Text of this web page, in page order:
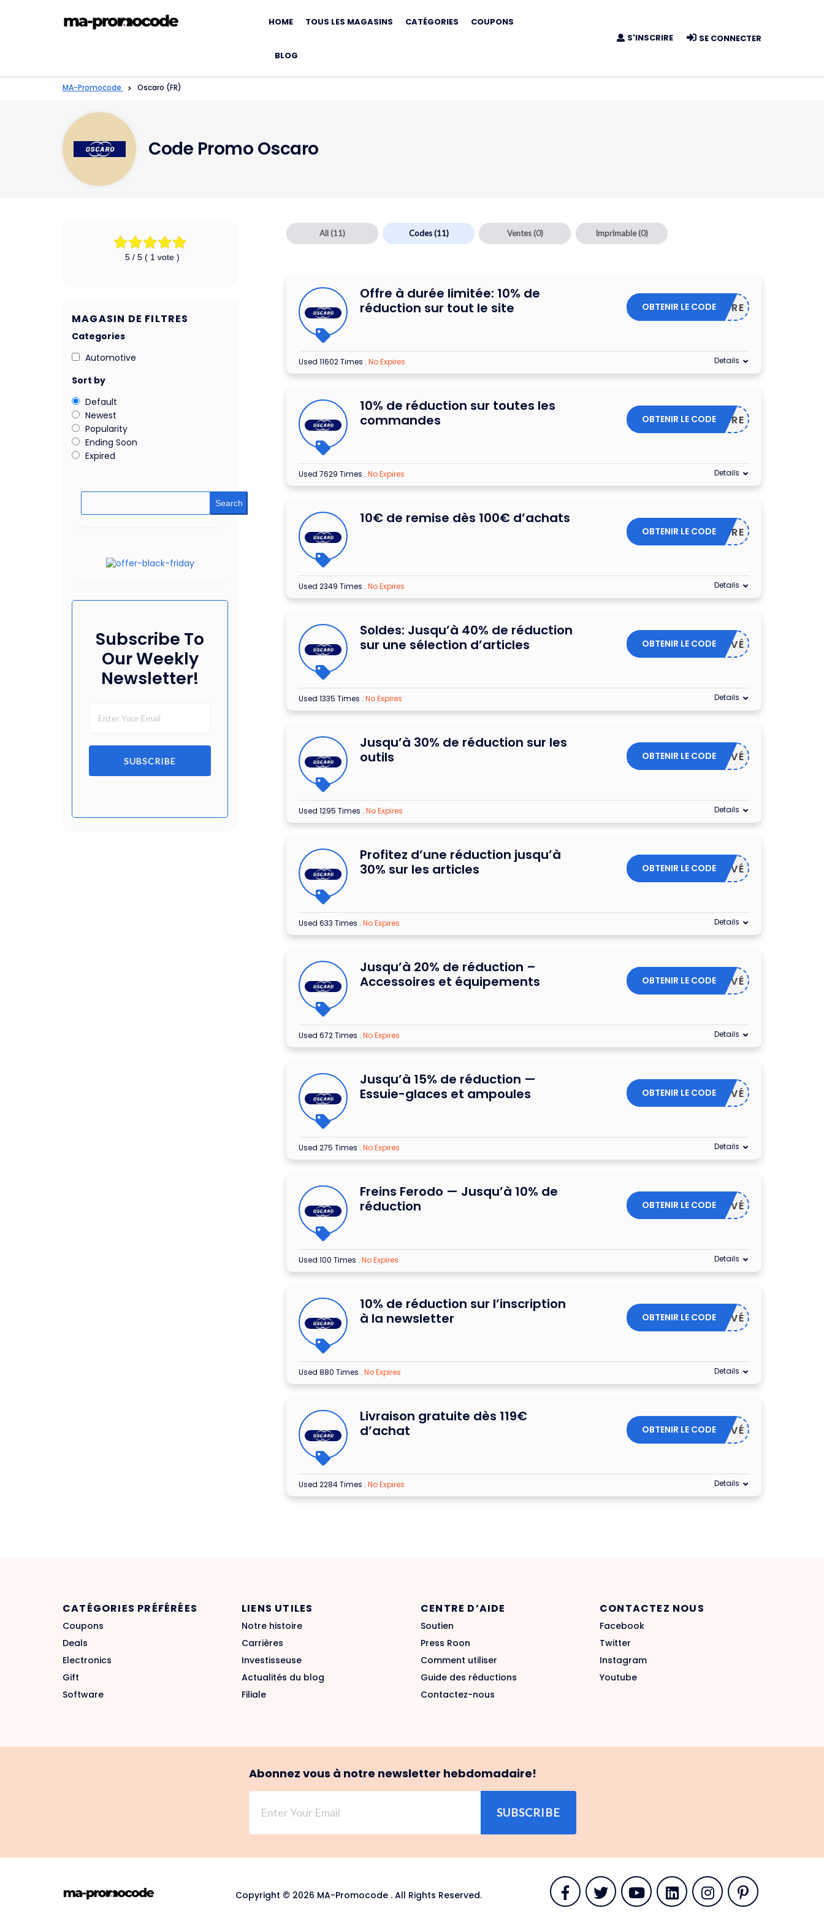
to
HOME TOUS LES MAGASINS CATÉGORIES COUPONS
BLOG
S'INSCRIRE SE CONNECTER
MA-Promocode > Oscaro (FR)
Code Promo Oscaro
All(11) Codes(11) Ventes(0) Imprimable(0)
Offre à durée limitée: 10% de
réduction sur tout le site
DECEMBRE
OBTENIR LE CODE
Used 11602 Times . No Expires Details
10% de réduction sur toutes les
commandes
DECEMBRE
OBTENIR LE CODE
Used 7629 Times . No Expires Details
10€ de remise dès 100€ d’achats
DECEMBRE
OBTENIR LE CODE
Used 2349 Times . No Expires Details
Soldes: Jusqu’à 40% de réduction
sur une sélection d’articles
ACTIVÉ
OBTENIR LE CODE
Used 1335 Times . No Expires Details
Jusqu’à 30% de réduction sur les
outils
ACTIVÉ
OBTENIR LE CODE
Used 1295 Times . No Expires Details
Profitez d’une réduction jusqu’à
30% sur les articles
ACTIVÉ
OBTENIR LE CODE
Used 633 Times . No Expires Details
Jusqu’à 20% de réduction –
Accessoires et équipements
ACTIVÉ
OBTENIR LE CODE
Used 672 Times . No Expires Details
Jusqu’à 15% de réduction —
Essuie-glaces et ampoules
ACTIVÉ
OBTENIR LE CODE
Used 275 Times . No Expires Details
Freins Ferodo — Jusqu’à 10% de
réduction
ACTIVÉ
OBTENIR LE CODE
Used 100 Times . No Expires Details
10% de réduction sur l’inscription
à la newsletter
ACTIVÉ
OBTENIR LE CODE
Used 880 Times . No Expires Details
Livraison gratuite dès 119€
d’achat
ACTIVÉ
OBTENIR LE CODE
Used 2284 Times . No Expires Details
5/ 5 ( 1 vote )
MAGASIN DE FILTRES
Categories
Automotive
Sort by
Default
Newest
Popularity
Ending Soon
Expired
Search
Subscribe To
Our Weekly
Newsletter!
SUBSCRIBE
CATÉGORIES PRÉFÉRÉES
Coupons
Deals
Electronics
Gift
Software
LIENS UTILES
Notre histoire
Carrières
Investisseuse
Actualités du blog
Filiale
CENTRE D’AIDE
Soutien
Press Roon
Comment utiliser
Guide des réductions
Contactez-nous
CONTACTEZ NOUS
Facebook
Twitter
Instagram
Youtube
Abonnez vous à notre newsletter hebdomadaire!
SUBSCRIBE
Copyright © 2026 MA-Promocode . All Rights Reserved.